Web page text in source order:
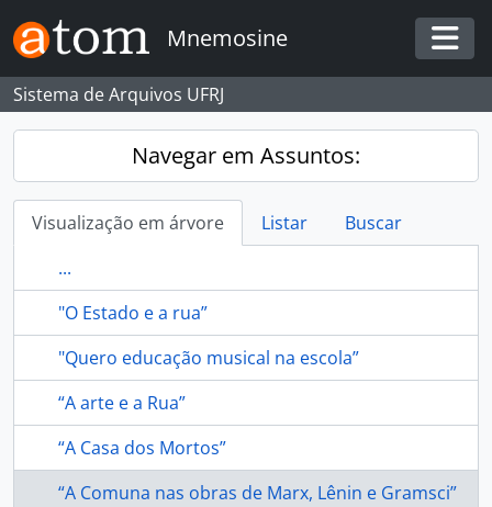
Skip to main content
Mnemosine
Sistema de Arquivos UFRJ
Navegar em Assuntos:
Visualização em árvore Listar
Buscar
...
"O Estado e a rua”
"Quero educação musical na escola”
“A arte e a Rua”
“A Casa dos Mortos”
“A Comuna nas obras de Marx, Lênin e Gramsci”